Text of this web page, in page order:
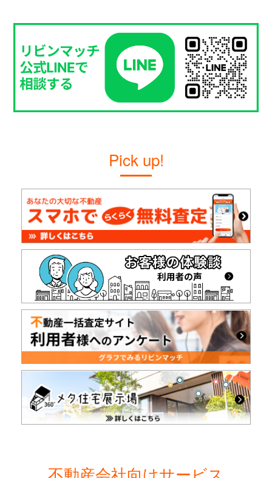
Pick up!
不動産会社向けサービス